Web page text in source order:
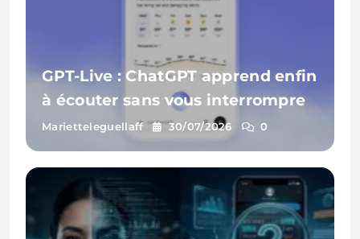
GPT-Live : ChatGPT apprend enfin
à écouter sans vous interrompre
Marietteleguellaff 30/07/2026 0